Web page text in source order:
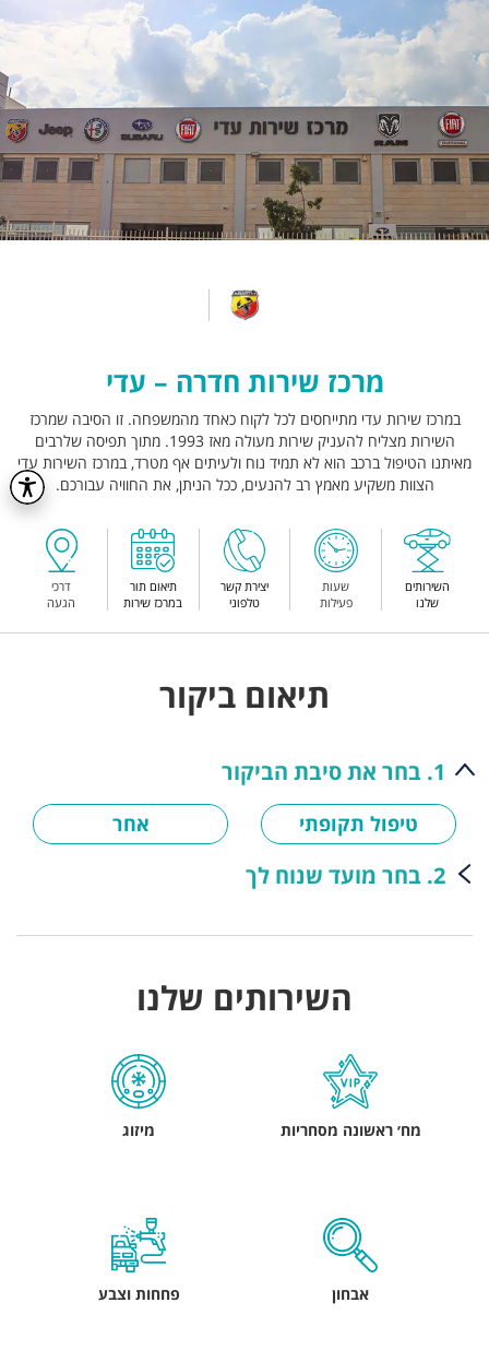
מרכז שירות חדרה – עדי
במרכז שירות עדי מתייחסים לכל לקוח כאחד מהמשפחה. זו הסיבה שמרכז
השירות מצליח להעניק שירות מעולה מאז 1993. מתוך תפיסה שלרבים
מאיתנו הטיפול ברכב הוא לא תמיד נוח ולעיתים אף מטרד, במרכז השירות עדי
הצוות משקיע מאמץ רב להנעים, ככל הניתן, את החוויה עבורכם.
השירותים
שלנו
שעות
פעילות
יצירת קשר
טלפוני
תיאום תור
במרכז שירות
דרכי
הגעה
תיאום ביקור
1. בחר את סיבת הביקור
טיפול תקופתי אחר
2. בחר מועד שנוח לך
השירותים שלנו
מח׳ ראשונה מסחריות מיזוג
אבחון פחחות וצבע